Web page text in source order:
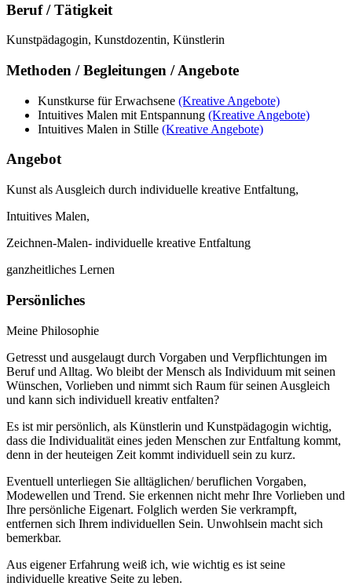
Beruf / Tätigkeit
Kunstpädagogin, Kunstdozentin, Künstlerin
Methoden / Begleitungen / Angebote
Kunstkurse für Erwachsene (Kreative Angebote)
Intuitives Malen mit Entspannung (Kreative Angebote)
Intuitives Malen in Stille (Kreative Angebote)
Angebot
Kunst als Ausgleich durch individuelle kreative Entfaltung,
Intuitives Malen,
Zeichnen-Malen- individuelle kreative Entfaltung
ganzheitliches Lernen
Persönliches
Meine Philosophie
Getresst und ausgelaugt durch Vorgaben und Verpflichtungen im
Beruf und Alltag. Wo bleibt der Mensch als Individuum mit seinen
Wünschen, Vorlieben und nimmt sich Raum für seinen Ausgleich
und kann sich individuell kreativ entfalten?
Es ist mir persönlich, als Künstlerin und Kunstpädagogin wichtig,
dass die Individualität eines jeden Menschen zur Entfaltung kommt,
denn in der heuteigen Zeit kommt individuell sein zu kurz.
Eventuell unterliegen Sie alltäglichen/ beruflichen Vorgaben,
Modewellen und Trend. Sie erkennen nicht mehr Ihre Vorlieben und
Ihre persönliche Eigenart. Folglich werden Sie verkrampft,
entfernen sich Ihrem individuellen Sein. Unwohlsein macht sich
bemerkbar.
Aus eigener Erfahrung weiß ich, wie wichtig es ist seine
individuelle kreative Seite zu leben.